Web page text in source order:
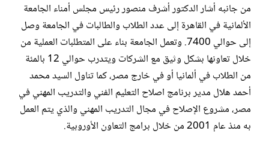
من جانبه أشار الدكتور أشرف منصور رئيس مجلس أمناء الجامعة
الألمانية في القاهرة إلى عدد الطلاب والطالبات في الجامعة وصل
إلى حوالي 7400. وتعمل الجامعة بناء على المتطلبات العملية من
خلال تعاونها بشكل وثيق مع الشركات ويتدرب حوالي 12 بالمئة
من الطلاب في ألمانيا أو في خارج مصر، كما تناول السيد محمد
أحمد هلال مدير برنامج اصلاح التعليم الفني والتدريب المهني في
مصر، مشروع الإصلاح في مجال التدريب المهني والذي يتم العمل
به منذ عام 2001 من خلال برامج التعاون الأوروبية.